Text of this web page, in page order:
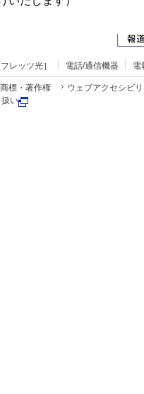
レッツ光］ 電話/通信機器 電
商標・著作権
ウェブアクセシビ
い